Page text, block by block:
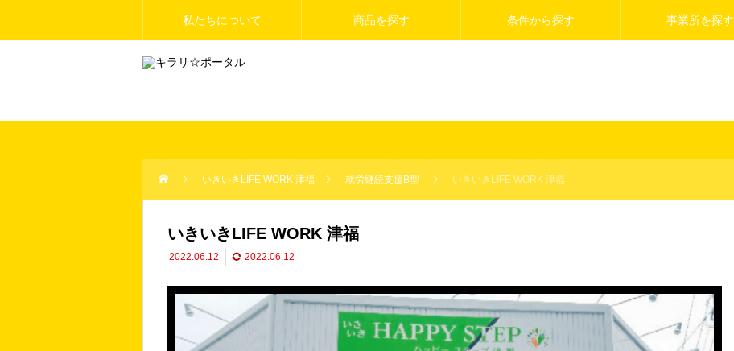
私たちについて 商品を探す 条件から探す 事業所を探す
いきいきLIFE WORK 津福 就労継続支援B型 いきいきLIFE WORK 津福
いきいきLIFE WORK 津福
2022.06.12 2022.06.12